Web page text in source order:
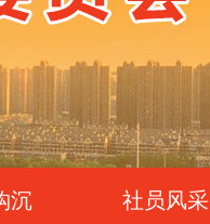
沉 社员风采